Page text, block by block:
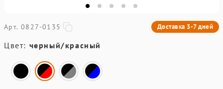
Арт. 0827-0135 Доставка 3-7 дней
Цвет: черный/красный